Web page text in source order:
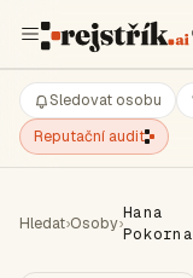
Sledovat osobu
Reputační audit
Hledat›Osoby›
Hana
Pokorna